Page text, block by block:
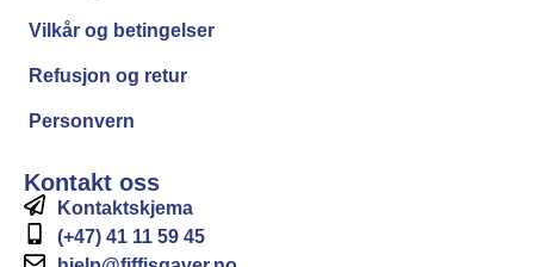
Vilkår og betingelser
Refusjon og retur
Personvern
Kontakt oss
Kontaktskjema
(+47) 41 11 59 45